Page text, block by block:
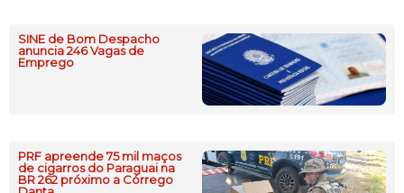
SINE de Bom Despacho
anuncia 246 Vagas de
Emprego
PRF apreende 75 mil maços
de cigarros do Paraguai na
BR 262 próximo a Córrego